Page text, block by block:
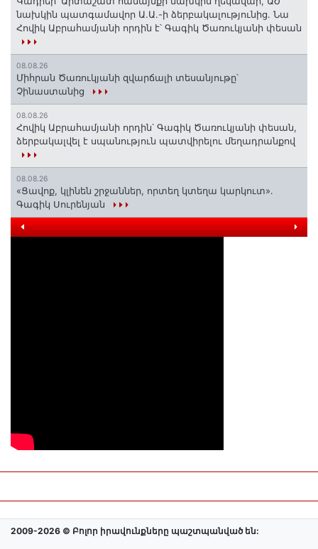
նախկին պատգամավոր Ա.Ա.-ի ձերբակալությունից. Նա
Հովիկ Աբրահամյանի որդին է՝ Գագիկ Ծառուկյանի փեսան
08.08.26
Միհրան Ծառուկյանի զվարճալի տեսանյութը՝
Չինաստանից
08.08.26
Հովիկ Աբրահամյանի որդին՝ Գագիկ Ծառուկյանի փեսան,
ձերբակալվել է սպանություն պատվիրելու մեղադրանքով
08.08.26
«Ցավոք, կլինեն շրջաններ, որտեղ կտեղա կարկուտ»․
Գագիկ Սուրենյան
2009-2026 © Բոլոր իրավունքները պաշտպանված են: